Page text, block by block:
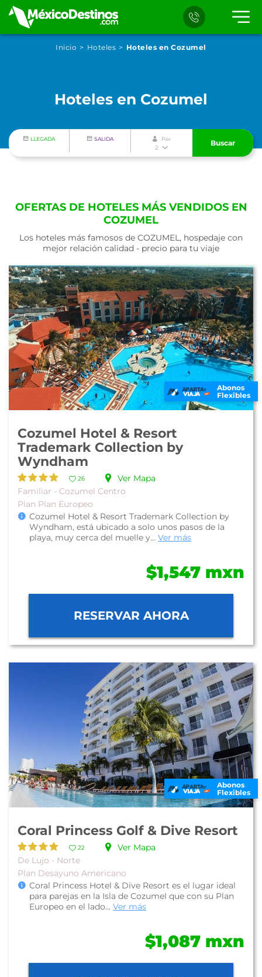
Inicio Hoteles Hoteles en Cozumel
Hoteles en Cozumel
LLEGADA SALIDA Pax
2
Buscar
OFERTAS DE HOTELES MÁS VENDIDOS EN
COZUMEL
Los hoteles más famosos de COZUMEL, hospedaje con
mejor relación calidad - precio para tu viaje
Abonos
Flexibles
Cozumel Hotel & Resort
Trademark Collection by
Wyndham
26
Ver Mapa
Familiar - Cozumel Centro
Plan Plan Europeo
Cozumel Hotel & Resort Trademark Collection by
Wyndham, está ubicado a solo unos pasos de la
playa, muy cerca del muelle y... Ver más
$1,547 mxn
RESERVAR AHORA
Abonos
Flexibles
Coral Princess Golf & Dive Resort
22
Ver Mapa
De Lujo - Norte
Plan Desayuno Americano
Coral Princess Hotel & Dive Resort es el lugar ideal
para parejas en la Isla de Cozumel que con su Plan
Europeo en el lado... Ver más
$1,087 mxn